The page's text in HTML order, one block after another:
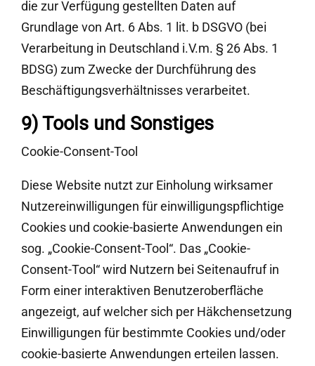
die zur Verfügung gestellten Daten auf
Grundlage von Art. 6 Abs. 1 lit. b DSGVO (bei
Verarbeitung in Deutschland i.V.m. § 26 Abs. 1
BDSG) zum Zwecke der Durchführung des
Beschäftigungsverhältnisses verarbeitet.
9) Tools und Sonstiges
Cookie-Consent-Tool
Diese Website nutzt zur Einholung wirksamer
Nutzereinwilligungen für einwilligungspflichtige
Cookies und cookie-basierte Anwendungen ein
sog. „Cookie-Consent-Tool“. Das „Cookie-
Consent-Tool“ wird Nutzern bei Seitenaufruf in
Form einer interaktiven Benutzeroberfläche
angezeigt, auf welcher sich per Häkchensetzung
Einwilligungen für bestimmte Cookies und/oder
cookie-basierte Anwendungen erteilen lassen.